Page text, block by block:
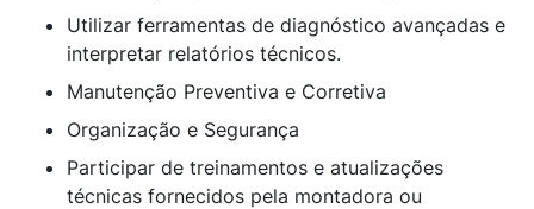
Utilizar ferramentas de diagnóstico avançadas e
interpretar relatórios técnicos.
Manutenção Preventiva e Corretiva
Organização e Segurança
Participar de treinamentos e atualizações
técnicas fornecidos pela montadora ou